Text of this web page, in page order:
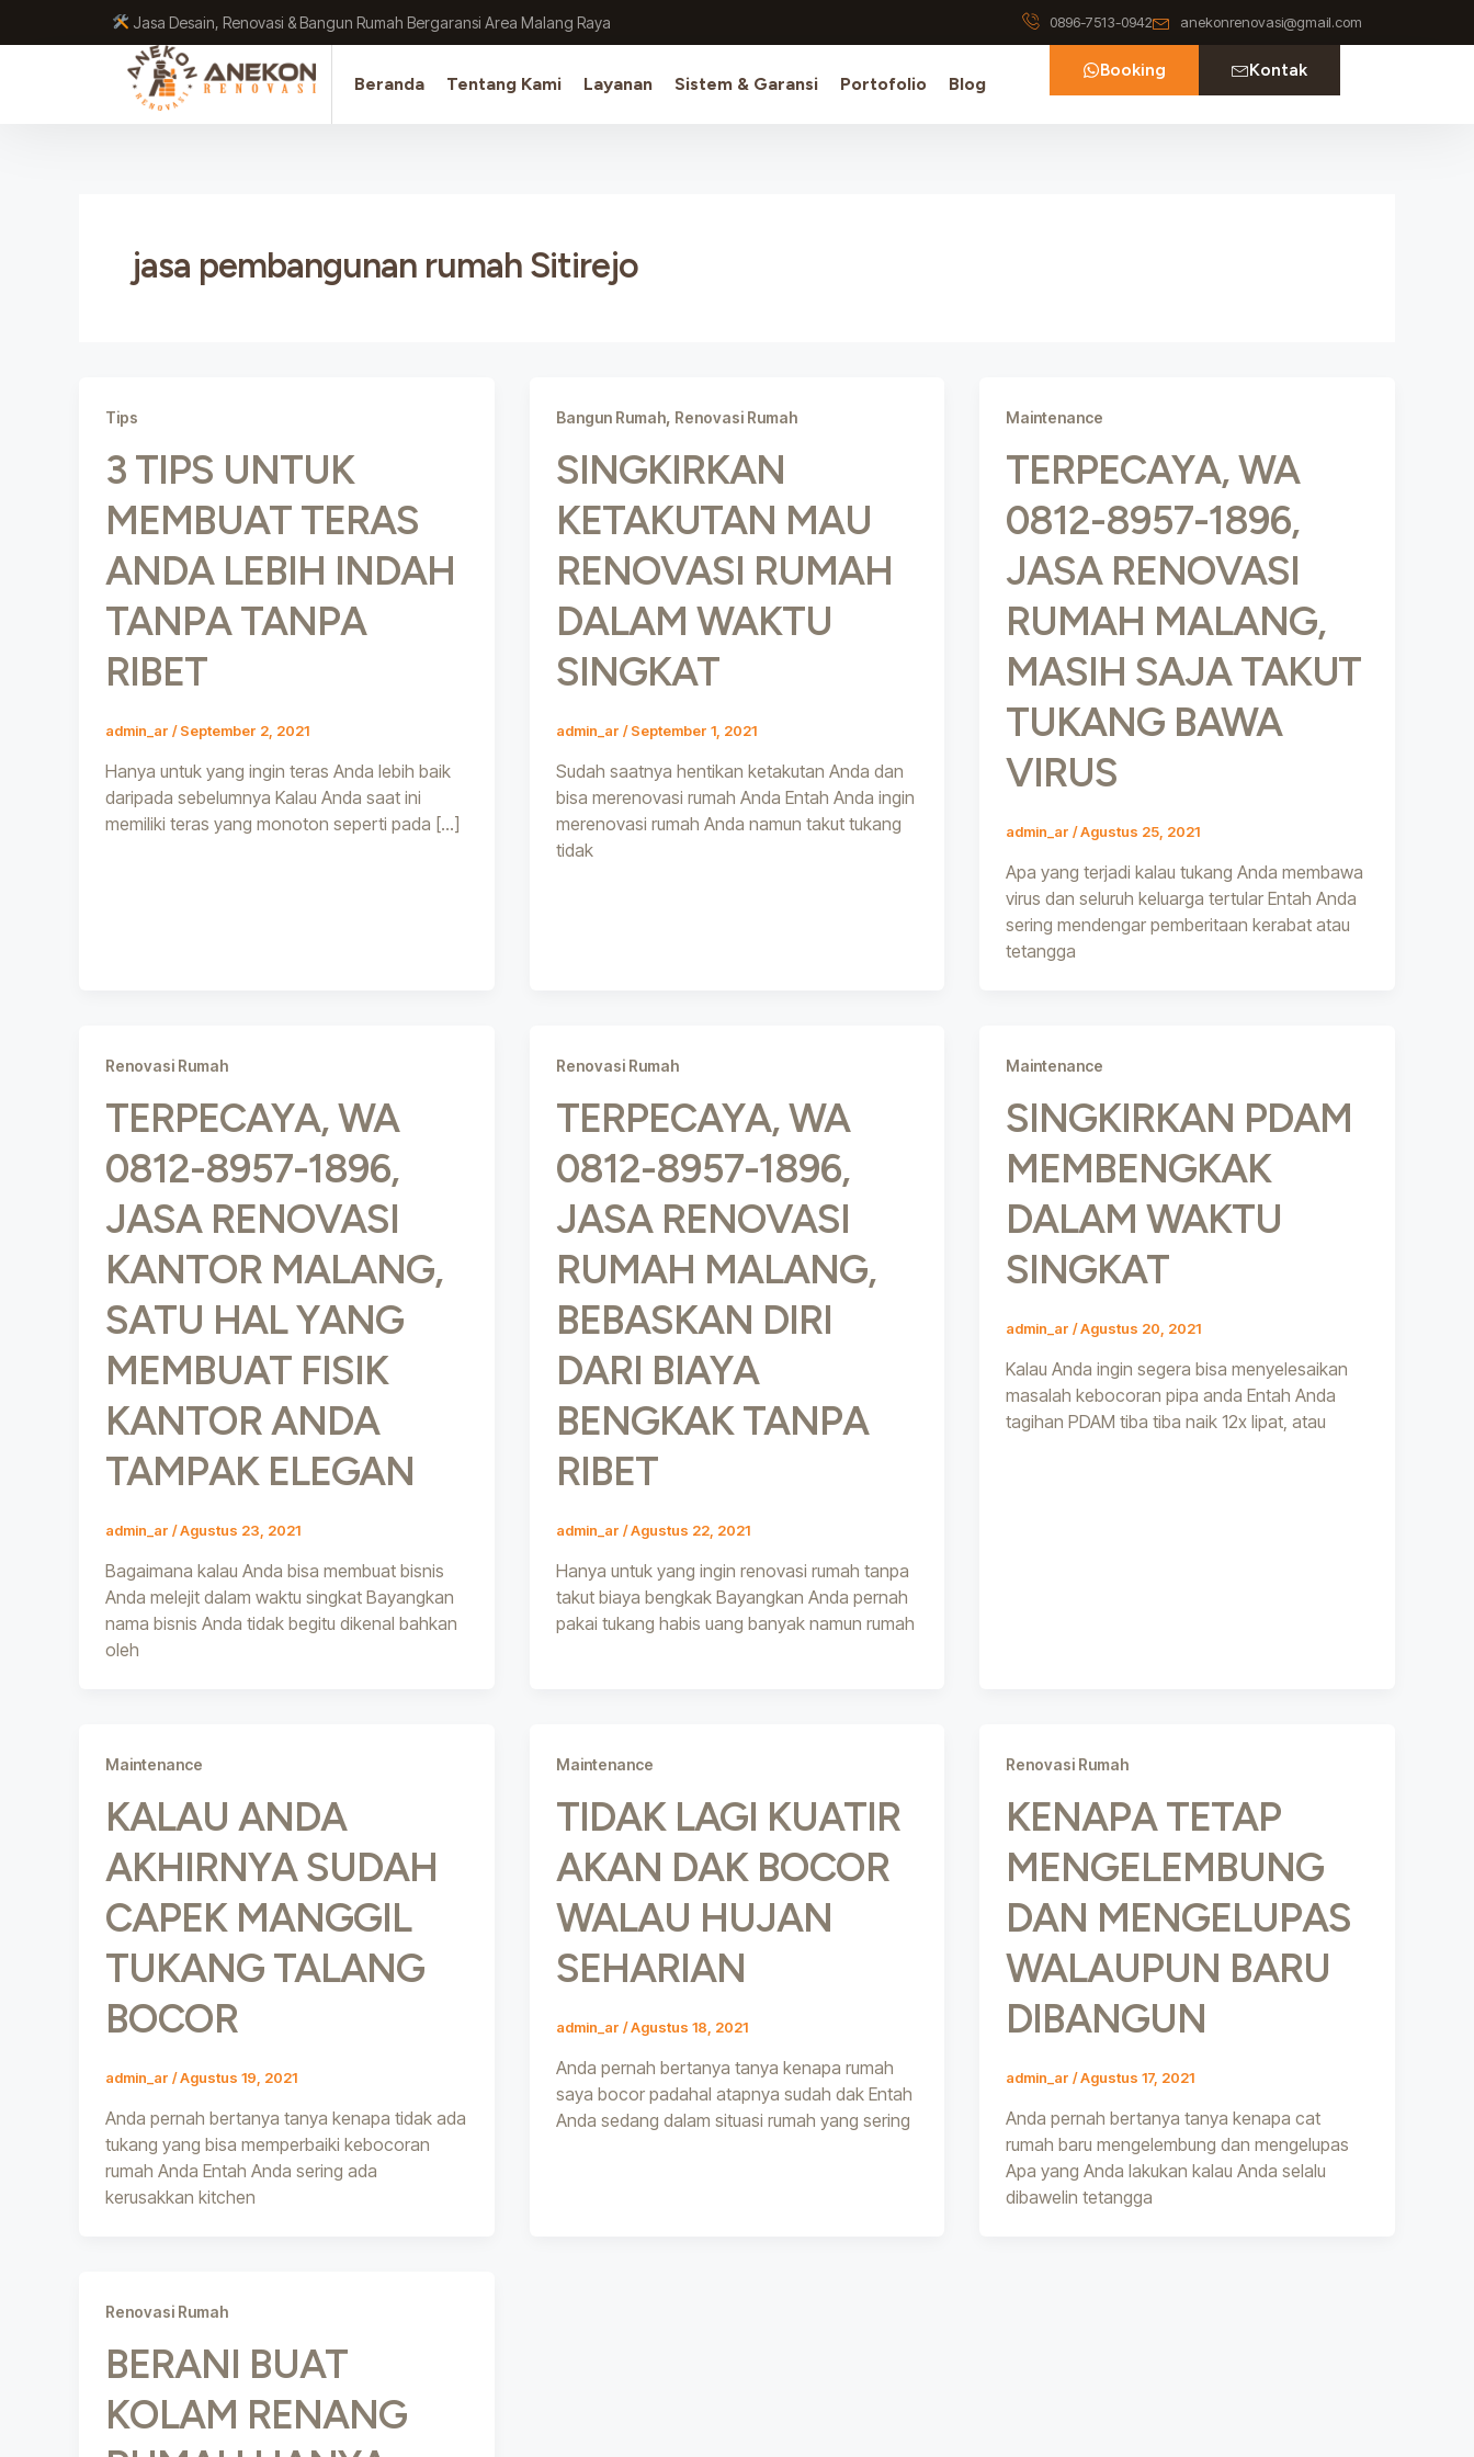
Jasa Desain, Renovasi & Bangun Rumah Bergaransi Area Malang Raya 0896-7513-0942 anekonrenovasi@gmail.com
Beranda Tentang Kami Layanan Sistem & Garansi Portofolio Blog
Booking Kontak
jasa pembangunan rumah Sitirejo
Tips
3 TIPS UNTUK
MEMBUAT TERAS
ANDA LEBIH INDAH
TANPA TANPA
RIBET
admin_ar /September 2, 2021
Hanya untuk yang ingin teras Anda lebih baik
daripada sebelumnya Kalau Anda saat ini
memiliki teras yang monoton seperti pada […]
Bangun Rumah, Renovasi Rumah
SINGKIRKAN
KETAKUTAN MAU
RENOVASI RUMAH
DALAM WAKTU
SINGKAT
admin_ar /September 1, 2021
Sudah saatnya hentikan ketakutan Anda dan
bisa merenovasi rumah Anda Entah Anda ingin
merenovasi rumah Anda namun takut tukang
tidak
Maintenance
TERPECAYA, WA
0812-8957-1896,
JASA RENOVASI
RUMAH MALANG,
MASIH SAJA TAKUT
TUKANG BAWA
VIRUS
admin_ar/Agustus 25, 2021
Apa yang terjadi kalau tukang Anda membawa
virus dan seluruh keluarga tertular Entah Anda
sering mendengar pemberitaan kerabat atau
tetangga
Renovasi Rumah
TERPECAYA, WA
0812-8957-1896,
JASA RENOVASI
KANTOR MALANG,
SATU HAL YANG
MEMBUAT FISIK
KANTOR ANDA
TAMPAK ELEGAN
admin_ar /Agustus 23, 2021
Bagaimana kalau Anda bisa membuat bisnis
Anda melejit dalam waktu singkat Bayangkan
nama bisnis Anda tidak begitu dikenal bahkan
oleh
Renovasi Rumah
TERPECAYA, WA
0812-8957-1896,
JASA RENOVASI
RUMAH MALANG,
BEBASKAN DIRI
DARI BIAYA
BENGKAK TANPA
RIBET
admin_ar /Agustus 22, 2021
Hanya untuk yang ingin renovasi rumah tanpa
takut biaya bengkak Bayangkan Anda pernah
pakai tukang habis uang banyak namun rumah
Maintenance
SINGKIRKAN PDAM
MEMBENGKAK
DALAM WAKTU
SINGKAT
admin_ar/Agustus 20, 2021
Kalau Anda ingin segera bisa menyelesaikan
masalah kebocoran pipa anda Entah Anda
tagihan PDAM tiba tiba naik 12x lipat, atau
Maintenance
KALAU ANDA
AKHIRNYA SUDAH
CAPEK MANGGIL
TUKANG TALANG
BOCOR
admin_ar /Agustus 19, 2021
Anda pernah bertanya tanya kenapa tidak ada
tukang yang bisa memperbaiki kebocoran
rumah Anda Entah Anda sering ada
kerusakkan kitchen
Maintenance
TIDAK LAGI KUATIR
AKAN DAK BOCOR
WALAU HUJAN
SEHARIAN
admin_ar /Agustus 18, 2021
Anda pernah bertanya tanya kenapa rumah
saya bocor padahal atapnya sudah dak Entah
Anda sedang dalam situasi rumah yang sering
Renovasi Rumah
KENAPA TETAP
MENGELEMBUNG
DAN MENGELUPAS
WALAUPUN BARU
DIBANGUN
admin_ar/Agustus 17, 2021
Anda pernah bertanya tanya kenapa cat
rumah baru mengelembung dan mengelupas
Apa yang Anda lakukan kalau Anda selalu
dibawelin tetangga
Renovasi Rumah
BERANI BUAT
KOLAM RENANG